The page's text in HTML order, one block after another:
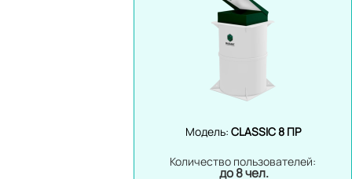
Модель: CLASSIC 8 ПР
Количество пользователей:
до 8 чел.